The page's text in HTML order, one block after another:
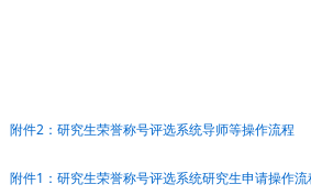
附件2：研究生荣誉称号评选系统导师等操作流程
附件1：研究生荣誉称号评选系统研究生申请操作流